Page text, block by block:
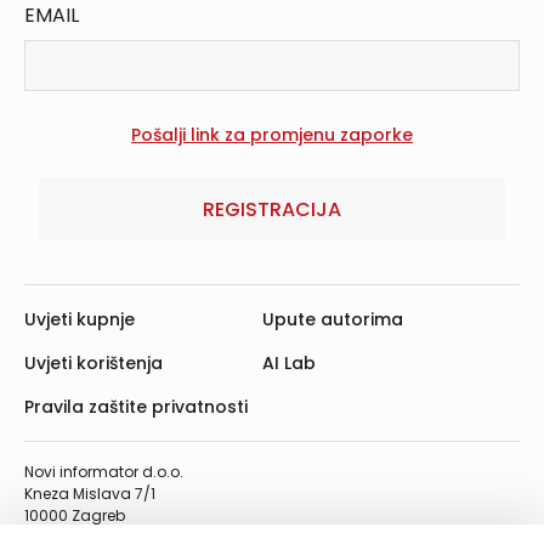
EMAIL
REGISTRACIJA
Novi informator d.o.o.
Kneza Mislava 7/1
10000 Zagreb
Uvjeti kupnje
Uvjeti korištenja
Pravila zaštite privatnosti
Upute autorima
AI Lab